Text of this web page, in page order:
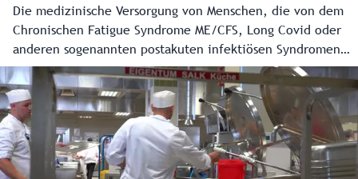
Die medizinische Versorgung von Menschen, die von dem
Chronischen Fatigue Syndrome ME/CFS, Long Covid oder
anderen sogenannten postakuten infektiösen Syndromen
betroffen sind, soll sich in Salzburg ab kommendem Jahr
deutlich verbessern. Das Land Salzburg startet in
Kooperation mit der ÖGK, niedergelassenen Ärztinnen und
Ärzten und dem Tauernklinikum ein dreistufiges
Versorgungskonzept.